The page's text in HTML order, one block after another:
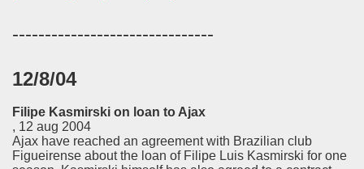
-------------------------------
12/8/04
Filipe Kasmirski on loan to Ajax
, 12 aug 2004
Ajax have reached an agreement with Brazilian club
Figueirense about the loan of Filipe Luis Kasmirski for one